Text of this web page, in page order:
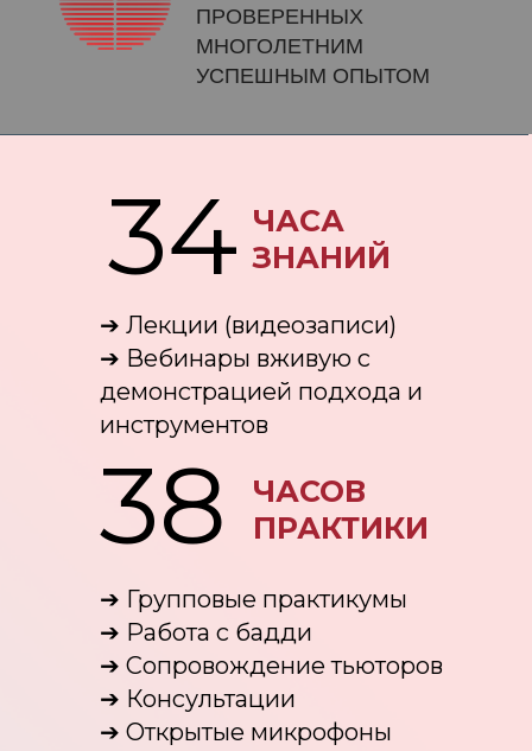
ПРОВЕРЕННЫХ
МНОГОЛЕТНИМ
УСПЕШНЫМ ОПЫТОМ
ЧАСА
ЗНАНИЙ
ЧАСОВ
ПРАКТИКИ
34
38
➔ Лекции (видеозаписи)
➔ Вебинары вживую с
демонстрацией подхода и
инструментов
➔ Групповые практикумы
➔ Работа с бадди
➔ Сопровождение тьюторов
➔ Консультации
➔ Открытые микрофоны